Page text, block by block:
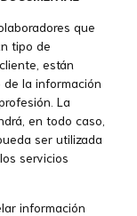
que
tipo de
están
la información
La
en todo caso,
ser utilizada
servicios
información